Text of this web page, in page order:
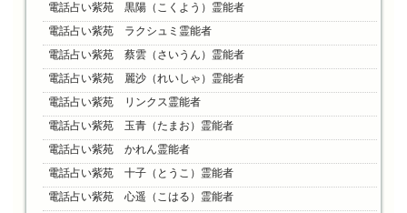
電話占い紫苑 黒陽（こくよう）霊能者
電話占い紫苑 ラクシュミ霊能者
電話占い紫苑 蔡雲（さいうん）霊能者
電話占い紫苑 麗沙（れいしゃ）霊能者
電話占い紫苑 リンクス霊能者
電話占い紫苑 玉青（たまお）霊能者
電話占い紫苑 かれん霊能者
電話占い紫苑 十子（とうこ）霊能者
電話占い紫苑 心遥（こはる）霊能者